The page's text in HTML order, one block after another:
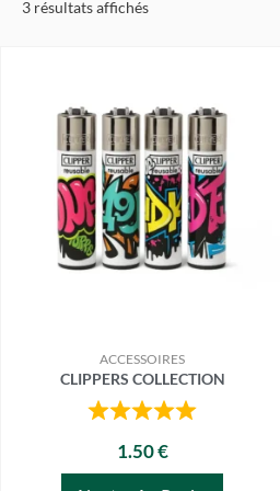
3 résultats affichés
ACCESSOIRES
CLIPPERS COLLECTION
1.50 €